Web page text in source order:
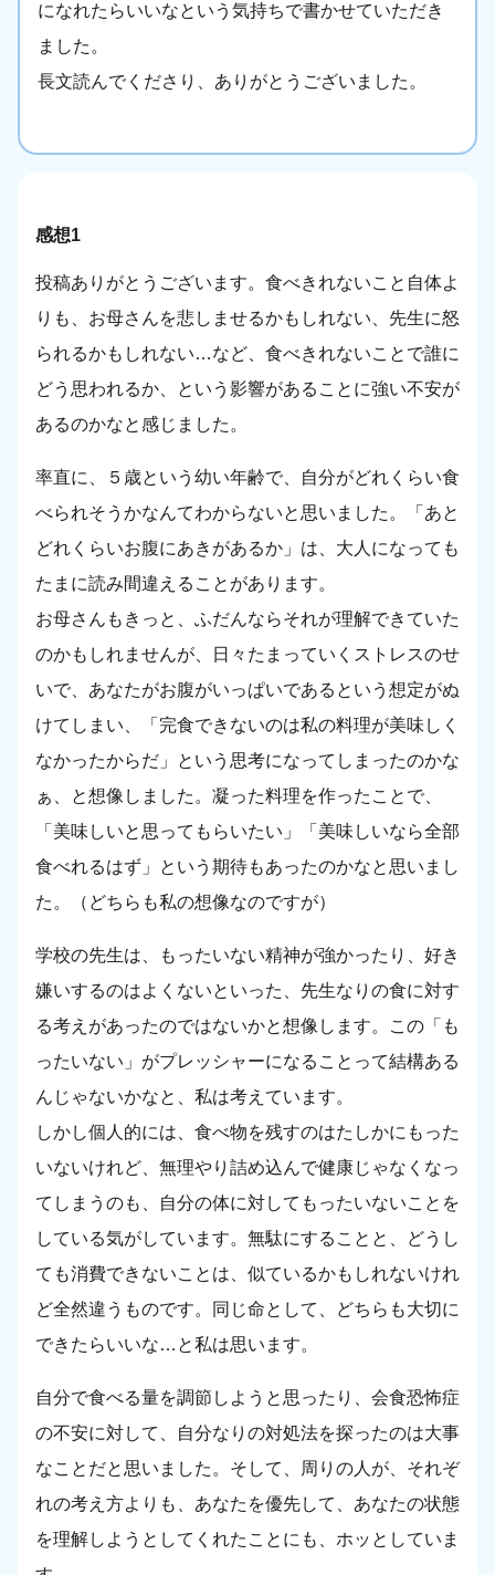
になれたらいいなという気持ちで書かせていただき
ました。
長文読んでくださり、ありがとうございました。
感想1
投稿ありがとうございます。食べきれないこと自体よ
りも、お母さんを悲しませるかもしれない、先生に怒
られるかもしれない…など、食べきれないことで誰に
どう思われるか、という影響があることに強い不安が
あるのかなと感じました。
率直に、５歳という幼い年齢で、自分がどれくらい食
べられそうかなんてわからないと思いました。「あと
どれくらいお腹にあきがあるか」は、大人になっても
たまに読み間違えることがあります。
お母さんもきっと、ふだんならそれが理解できていた
のかもしれませんが、日々たまっていくストレスのせ
いで、あなたがお腹がいっぱいであるという想定がぬ
けてしまい、「完食できないのは私の料理が美味しく
なかったからだ」という思考になってしまったのかな
ぁ、と想像しました。凝った料理を作ったことで、
「美味しいと思ってもらいたい」「美味しいなら全部
食べれるはず」という期待もあったのかなと思いまし
た。（どちらも私の想像なのですが）
学校の先生は、もったいない精神が強かったり、好き
嫌いするのはよくないといった、先生なりの食に対す
る考えがあったのではないかと想像します。この「も
ったいない」がプレッシャーになることって結構ある
んじゃないかなと、私は考えています。
しかし個人的には、食べ物を残すのはたしかにもった
いないけれど、無理やり詰め込んで健康じゃなくなっ
てしまうのも、自分の体に対してもったいないことを
している気がしています。無駄にすることと、どうし
ても消費できないことは、似ているかもしれないけれ
ど全然違うものです。同じ命として、どちらも大切に
できたらいいな…と私は思います。
自分で食べる量を調節しようと思ったり、会食恐怖症
の不安に対して、自分なりの対処法を探ったのは大事
なことだと思いました。そして、周りの人が、それぞ
れの考え方よりも、あなたを優先して、あなたの状態
を理解しようとしてくれたことにも、ホッとしていま